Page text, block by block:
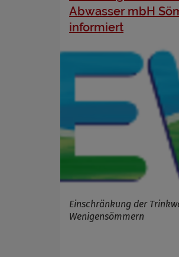
Abwasser mbH
informiert
Einschränkung der
Wenigensömmern